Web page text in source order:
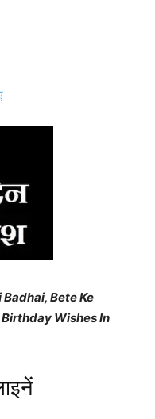
Bete Ke
Wishes In